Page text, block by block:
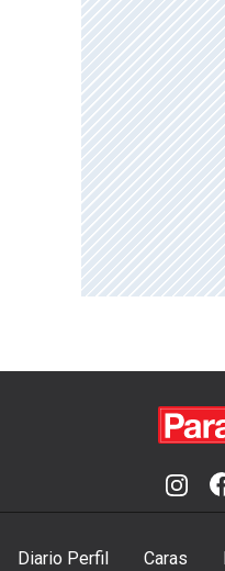
Diario Perfil Caras